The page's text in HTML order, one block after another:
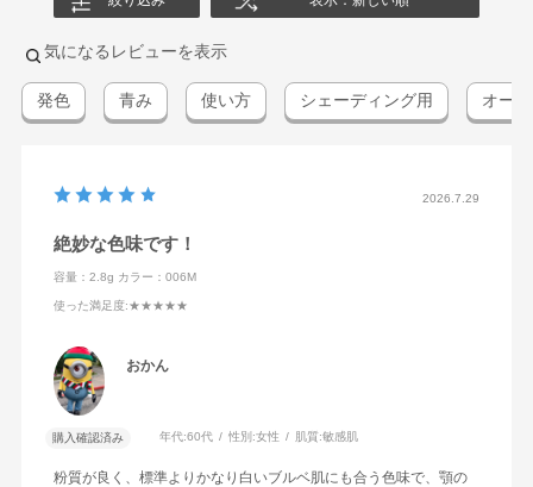
気になるレビューを表示
発色 青み 使い方 シェーディング用 オー
2026.7.29
絶妙な色味です！
容量：2.8g カラー：006M
使った満足度:★★★★★
おかん
購入確認済み 年代:60代 性別:女性 肌質:敏感肌
粉質が良く、標準よりかなり白いブルベ肌にも合う色味で、顎の